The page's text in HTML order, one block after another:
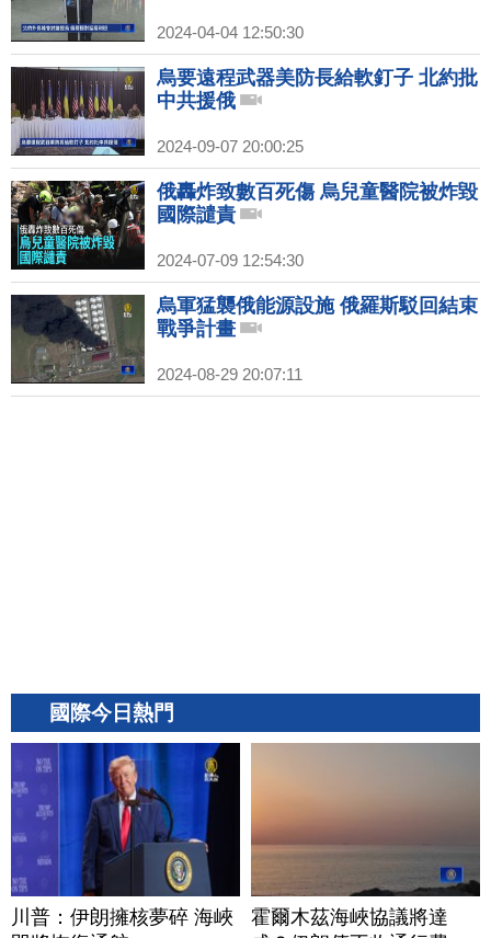
2024-04-04 12:50:30
烏要遠程武器美防長給軟釘子 北約批
中共援俄
2024-09-07 20:00:25
俄轟炸致數百死傷 烏兒童醫院被炸毀
國際譴責
2024-07-09 12:54:30
烏軍猛襲俄能源設施 俄羅斯駁回結束
戰爭計畫
2024-08-29 20:07:11
國際今日熱門
川普：伊朗擁核夢碎 海峽
霍爾木茲海峽協議將達